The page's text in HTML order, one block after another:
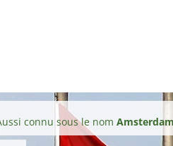
connu sous le nom